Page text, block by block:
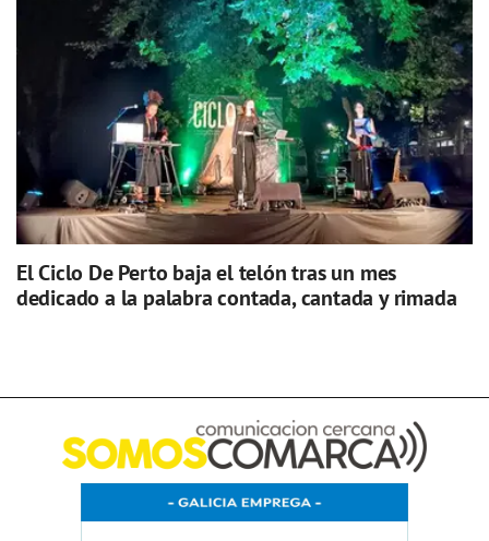
El Ciclo De Perto baja el telón tras un mes
dedicado a la palabra contada, cantada y rimada